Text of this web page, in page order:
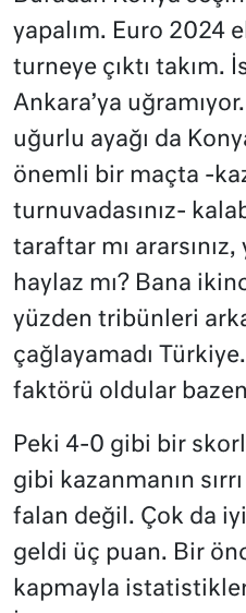
yapalım. Euro 2024
turneye çıktı takım.
Ankara’ya
uğurlu ayağı da
önemli bir maçta -
turnuvadasınız-
taraftar mı
haylaz mı? Bana
yüzden tribünleri
çağlayamadı
faktörü oldular
Peki 4-0 gibi bir
gibi kazanmanın
falan değil. Çok da
geldi üç puan. Bir
kapmayla